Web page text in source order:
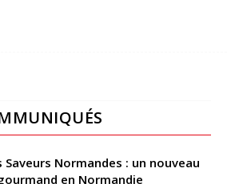
Normandes : un nouveau
en Normandie